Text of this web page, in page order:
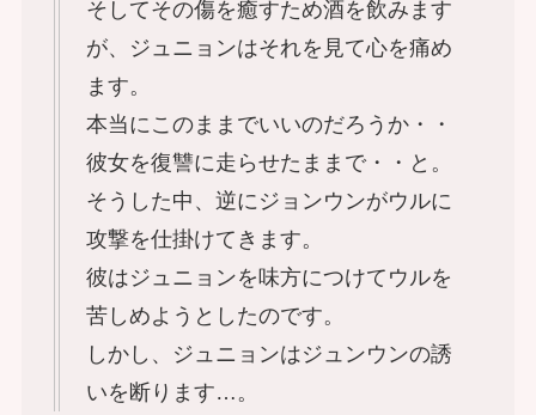
そしてその傷を癒すため酒を飲みます
が、ジュニョンはそれを見て心を痛め
ます。
本当にこのままでいいのだろうか・・
彼女を復讐に走らせたままで・・と。
そうした中、逆にジョンウンがウルに
攻撃を仕掛けてきます。
彼はジュニョンを味方につけてウルを
苦しめようとしたのです。
しかし、ジュニョンはジュンウンの誘
いを断ります…。